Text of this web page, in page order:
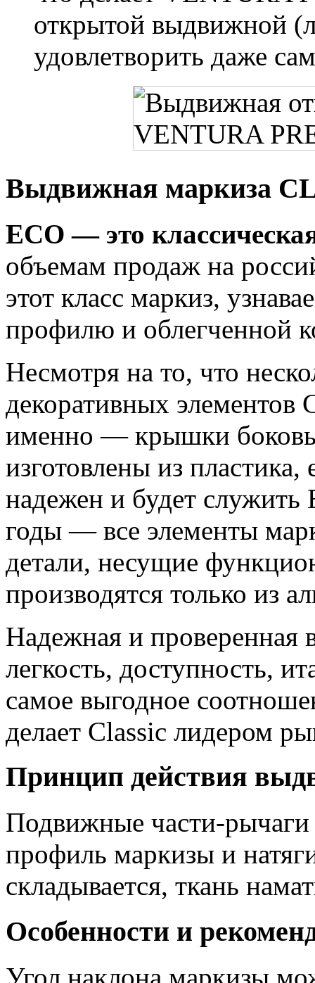
открытой выдвижной
удовлетворить даже
Выдвижная маркиза
ECO — это
объемам продаж на
этот класс маркиз,
профилю и облегченной
Несмотря на то, что
декоративных элементов
именно — крышки
изготовлены из пластика,
надежен и будет служить
годы — все элементы
детали, несущие
производятся только из
Надежная и проверенная
легкость, доступность,
самое выгодное
делает Classic лидером
Принцип действия
Подвижные части-
профиль маркизы и
складывается, ткань
Особенности и
Угол наклона маркизы